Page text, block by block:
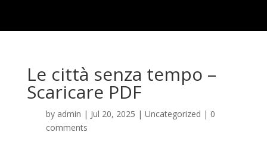
Le città senza tempo –
Scaricare PDF
by admin | Jul 20, 2025 | Uncategorized | 0
comments